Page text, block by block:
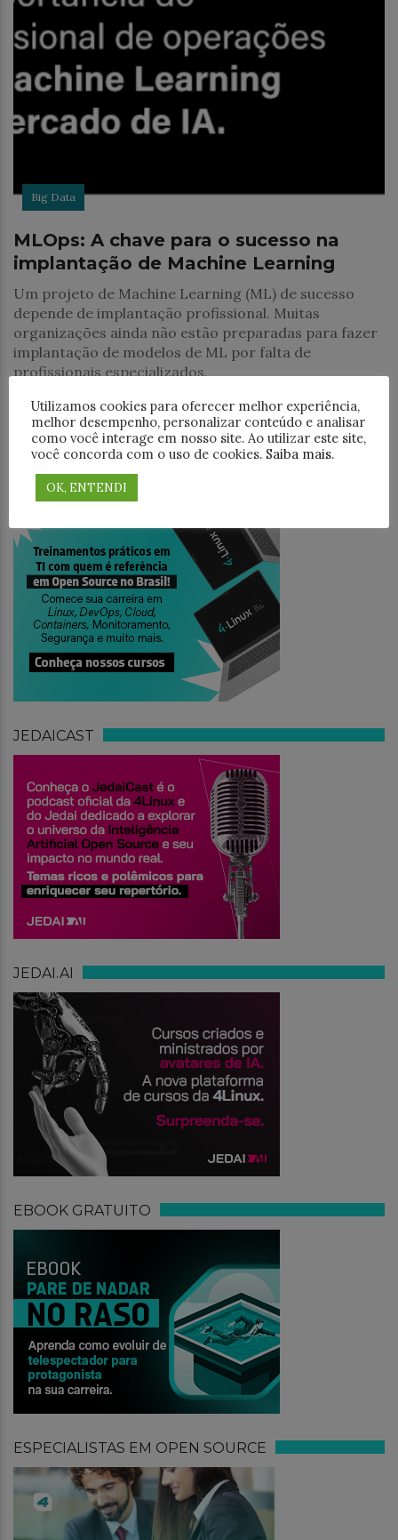
Big Data
MLOps: A chave para o sucesso na
implantação de Machine Learning
Um projeto de Machine Learning (ML) de sucesso
depende de implantação profissional. Muitas
organizações ainda não estão preparadas para fazer
implantação de modelos de ML por falta de
profissionais especializados.
PESQUISAR
TREINAMENTO
JEDAICAST
JEDAI.AI
EBOOK GRATUITO
ESPECIALISTAS EM OPEN SOURCE
Utilizamos cookies para oferecer melhor experiência,
melhor desempenho, personalizar conteúdo e analisar
como você interage em nosso site. Ao utilizar este site,
você concorda com o uso de cookies. Saiba mais.
OK, ENTENDI